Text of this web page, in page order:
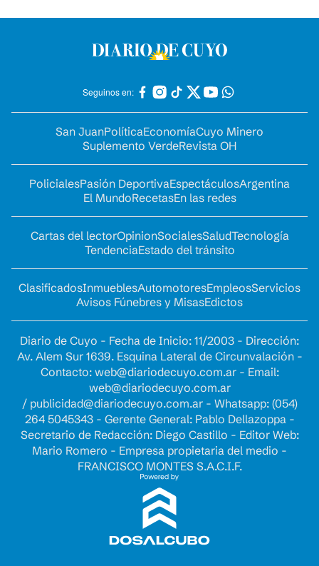
Seguinos en:
San JuanPolíticaEconomíaCuyo Minero
Suplemento VerdeRevista OH
PolicialesPasión DeportivaEspectáculosArgentina
El MundoRecetasEn las redes
Cartas del lectorOpinionSocialesSaludTecnología
TendenciaEstado del tránsito
ClasificadosInmueblesAutomotoresEmpleosServicios
Avisos Fúnebres y MisasEdictos
Diario de Cuyo - Fecha de Inicio: 11/2003 - Dirección:
Av. Alem Sur 1639. Esquina Lateral de Circunvalación -
Contacto: web@diariodecuyo.com.ar- Email:
web@diariodecuyo.com.ar
/ publicidad@diariodecuyo.com.ar- Whatsapp: (054)
264 5045343 - Gerente General: Pablo Dellazoppa -
Secretario de Redacción: Diego Castillo - Editor Web:
Mario Romero - Empresa propietaria del medio -
FRANCISCO MONTES S.A.C.I.F.